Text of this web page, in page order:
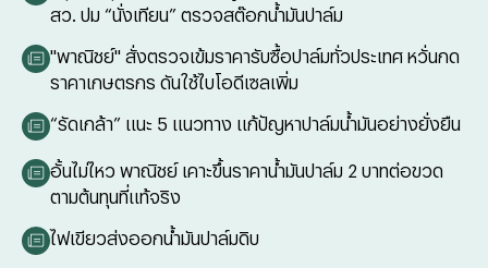
สว. ปม “นั่งเทียน” ตรวจสต๊อกน้ำมันปาล์ม
"พาณิชย์" สั่งตรวจเข้มราคารับซื้อปาล์มทั่วประเทศ หวั่นกด
ราคาเกษตรกร ดันใช้ไบโอดีเซลเพิ่ม
“รัดเกล้า” แนะ 5 แนวทาง แก้ปัญหาปาล์มน้ำมันอย่างยั่งยืน
อั้นไม่ไหว พาณิชย์ เคาะขึ้นราคาน้ำมันปาล์ม 2 บาทต่อขวด
ตามต้นทุนที่แท้จริง
ไฟเขียวส่งออกน้ำมันปาล์มดิบ